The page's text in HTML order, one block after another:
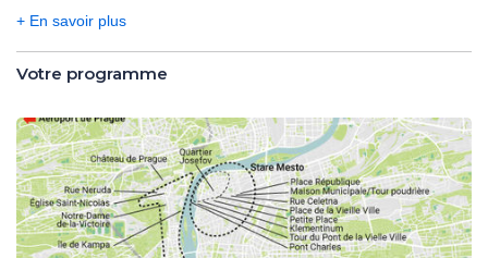
+ En savoir plus
Votre programme